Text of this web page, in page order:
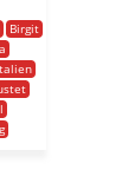
Birgit